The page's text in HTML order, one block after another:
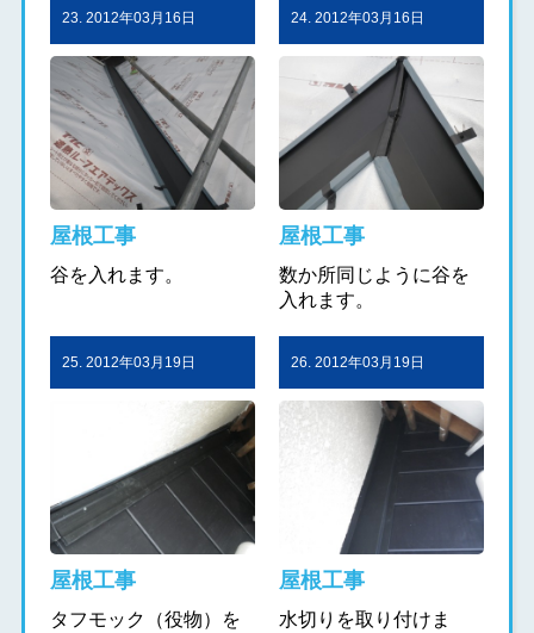
23. 2012年03月16日
屋根工事
谷を入れます。
24. 2012年03月16日
屋根工事
数か所同じように谷を
入れます。
25. 2012年03月19日
屋根工事
タフモック（役物）を
26. 2012年03月19日
屋根工事
水切りを取り付けま